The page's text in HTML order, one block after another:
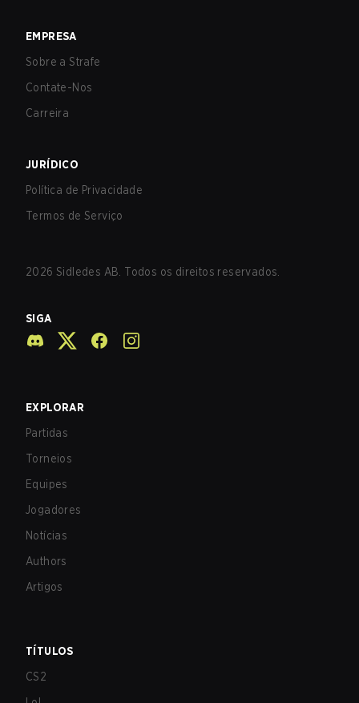
EMPRESA
Sobre a Strafe
Contate-Nos
Carreira
JURÍDICO
Política de Privacidade
Termos de Serviço
2026 Sidledes AB. Todos os direitos reservados.
SIGA
EXPLORAR
Partidas
Torneios
Equipes
Jogadores
Notícias
Authors
Artigos
TÍTULOS
CS2